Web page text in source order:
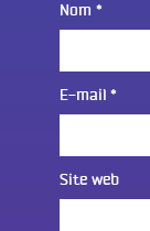
Nom *
E-mail *
Site web